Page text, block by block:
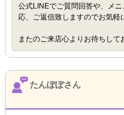
公式LINEでご質問回答や、メ
応、ご返信致しますのでお気軽
またのご来店心よりお待ちして
たんぽぽさん